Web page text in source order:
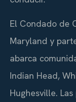
El Condado de
Maryland y
abarca
Indian Head,
Hughesville.